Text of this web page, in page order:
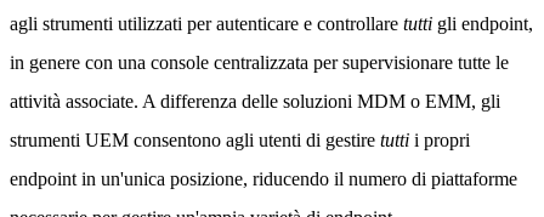
agli strumenti utilizzati per autenticare e controllare tutti gli endpoint,
in genere con una console centralizzata per supervisionare tutte le
attività associate. A differenza delle soluzioni MDM o EMM, gli
strumenti UEM consentono agli utenti di gestire tutti i propri
endpoint in un'unica posizione, riducendo il numero di piattaforme